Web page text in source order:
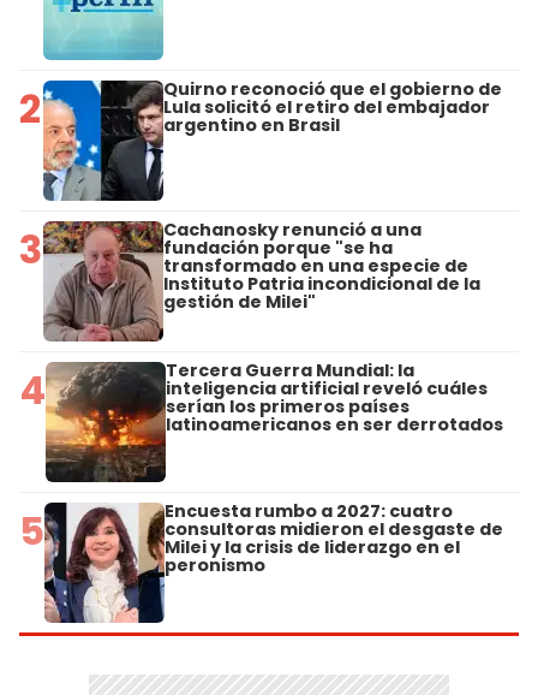
2 Quirno reconoció que el gobierno de
Lula solicitó el retiro del embajador
argentino en Brasil
3 Cachanosky renunció a una
fundación porque "se ha
transformado en una especie de
Instituto Patria incondicional de la
gestión de Milei"
4 Tercera Guerra Mundial: la
inteligencia artificial reveló cuáles
serían los primeros países
latinoamericanos en ser derrotados
5 Encuesta rumbo a 2027: cuatro
consultoras midieron el desgaste de
Milei y la crisis de liderazgo en el
peronismo